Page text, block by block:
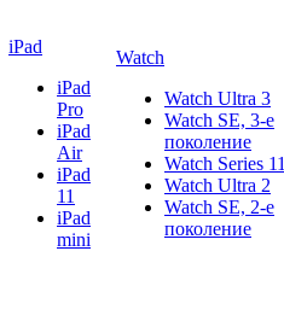
iPad
iPad
Pro
iPad
Air
iPad
11
iPad
mini
Watch
Watch Ultra 3
Watch SE, 3-е
поколение
Watch Series 11
Watch Ultra 2
Watch SE, 2-е
поколение